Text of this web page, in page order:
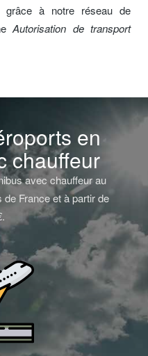
grâce à notre réseau de
Autorisation de transport
en
chauffeur
avec chauffeur au
France et à partir de